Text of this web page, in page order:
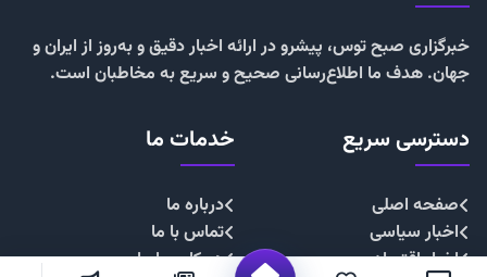
خبرگزاری صبح توس، پیشرو در ارائه اخبار دقیق و به‌روز از ایران و
جهان. هدف ما اطلاع‌رسانی صحیح و سریع به مخاطبان است.
دسترسی سریع
صفحه اصلی
اخبار سیاسی
اخبار اقتصادی
خدمات ما
درباره ما
تماس با ما
همکاری با ما